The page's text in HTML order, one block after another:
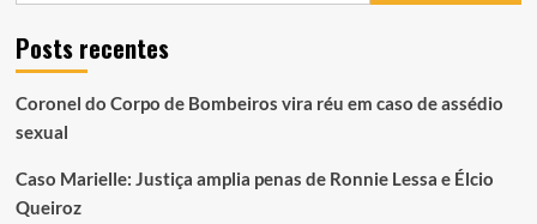
Posts recentes
Coronel do Corpo de Bombeiros vira réu em caso de assédio
sexual
Caso Marielle: Justiça amplia penas de Ronnie Lessa e Élcio
Queiroz